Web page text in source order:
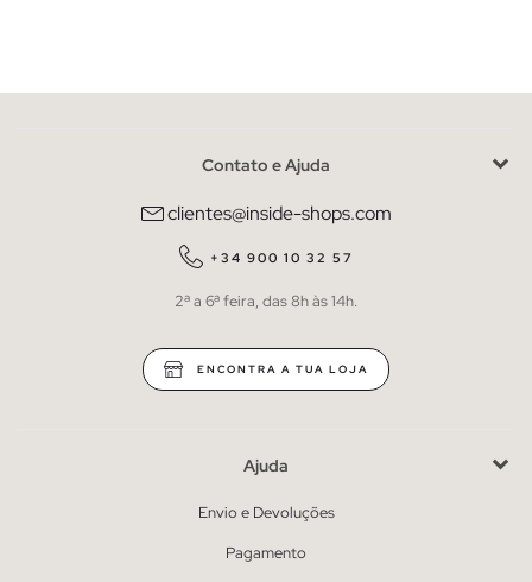
Contato e Ajuda
clientes@inside-shops.com
+34 900 10 32 57
2ª a 6ª feira, das 8h às 14h.
ENCONTRA A TUA LOJA
Ajuda
Envio e Devoluções
Pagamento